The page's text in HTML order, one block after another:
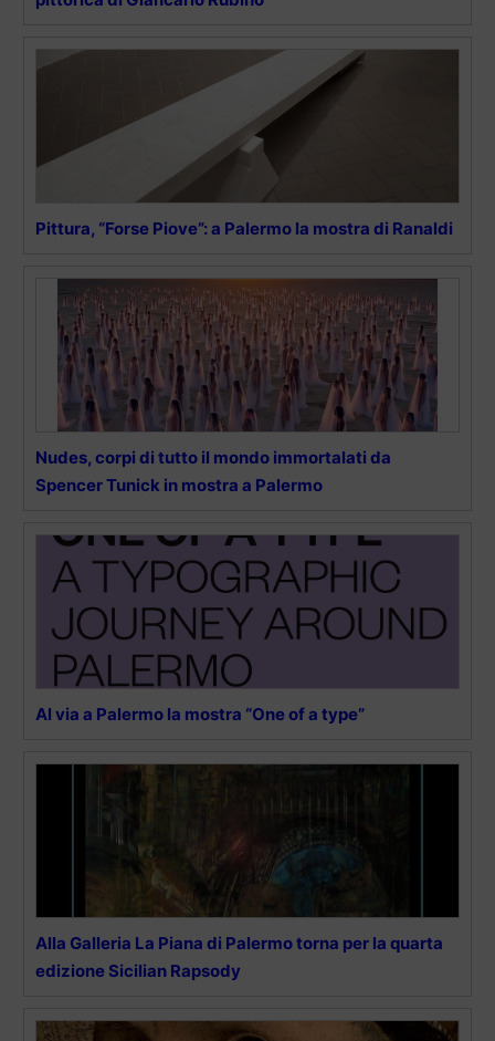
Pittura, “Forse Piove”: a Palermo la mostra di Ranaldi
Nudes, corpi di tutto il mondo immortalati da
Spencer Tunick in mostra a Palermo
Al via a Palermo la mostra “One of a type”
Alla Galleria La Piana di Palermo torna per la quarta
edizione Sicilian Rapsody